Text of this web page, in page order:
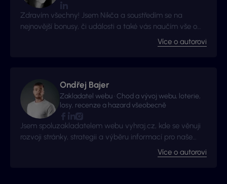
Zdravím všechny! Jsem Nikča a soustředím se na
nejnovější bonusy, či události a také vás naučím vše o
Více o autorovi
Ondřej Bajer
Zakladatel webu · Chod a vývoj webu, loterie,
losy, recenze a hazard všeobecně
Jsem spoluzakladatelem webu vyhraj.cz, kde se věnuji
rozvoji stránky, strategii a výběru informací pro naše
čtenáře. Mým cílem je poskytovat užitečné informace a
pomáhat hráčům s důrazem na zodpovědné hraní.
Více o autorovi